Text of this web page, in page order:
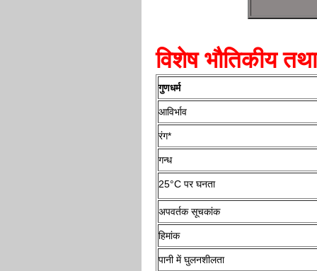
विशेष भौतिकीय
गुणधर्म
आविर्भाव
रंग*
गन्ध
25°C पर घनता
अपवर्तक सूचकांक
हिमांक
पानी में घुलनशीलता